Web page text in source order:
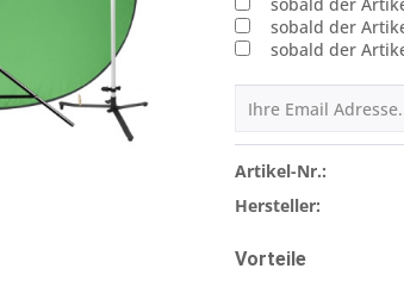
sobald der
sobald der
Artikel-Nr.:
Hersteller:
Vorteile